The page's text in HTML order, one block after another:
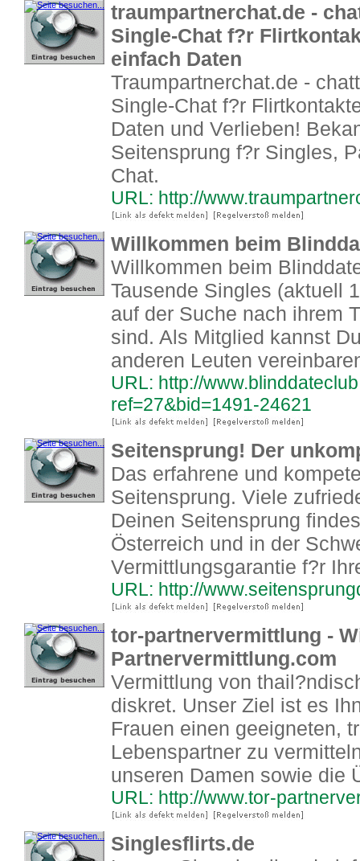
traumpartnerchat.de -
Single-Chat f?r
einfach Daten
Traumpartnerchat.de -
Single-Chat f?r
Daten und Verlieben!
Seitensprung f?r Singles,
Chat.
URL: http://
Willkommen beim
Willkommen beim
Tausende Singles (aktuell
auf der Suche nach ihrem
sind. Als Mitglied kannst
anderen Leuten
URL: http://
ref=27&bid=1491-24621
Seitensprung! Der
Das erfahrene und
Seitensprung. Viele
Deinen Seitensprung
Österreich und in der
Vermittlungsgarantie f?r
URL: http://
tor-partnervermittlung -
Partnervermittlung.com
Vermittlung von
diskret. Unser Ziel ist es
Frauen einen geeigneten,
Lebenspartner zu
unseren Damen sowie die
URL: http://www.tor-
Singlesflirts.de